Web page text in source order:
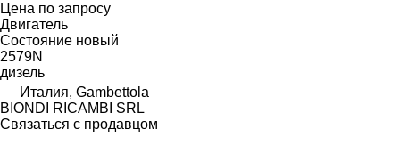
Цена по запросу
Двигатель
Состояние новый
2579N
дизель
Италия, Gambettola
BIONDI RICAMBI SRL
Связаться с продавцом